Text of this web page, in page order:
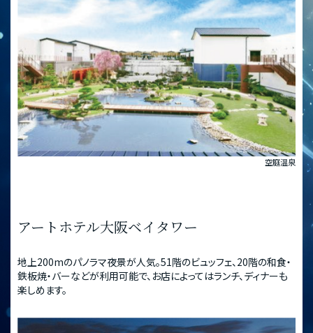
空庭温泉
アートホテル大阪ベイタワー
地上200mのパノラマ夜景が人気。51階のビュッフェ、20階の和食・
鉄板焼・バーなどが利用可能で、お店によってはランチ、ディナーも
楽しめます。